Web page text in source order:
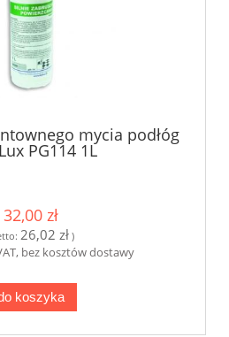
mycia podłóg
PG114 1L
32,00 zł
26,02 zł )
bez kosztów dostawy
koszyka